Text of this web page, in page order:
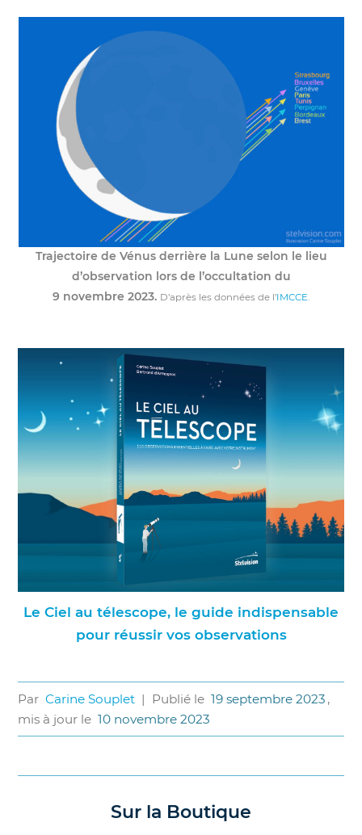
Trajectoire de Vénus derrière la Lune selon le lieu
d’observation lors de l’occultation du
9 novembre 2023. D’après les données de l’IMCCE.
Le Ciel au télescope, le guide indispensable
pour réussir vos observations
Par Carine Souplet | Publié le 19 septembre 2023 ,
mis à jour le 10 novembre 2023
Sur la Boutique